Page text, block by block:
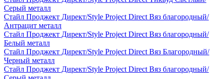
Серый металл
Стайл Проджект Директ/Style Project Direct Вяз благородный/
Антрацит металл
Стайл Проджект Директ/Style Project Direct Вяз благородный/
Белый металл
Стайл Проджект Директ/Style Project Direct Вяз Благородный/
Черный металл
Стайл Проджект Директ/Style Project Direct Вяз благородный/